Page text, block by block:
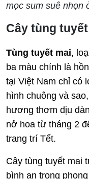
mọc sum suê nhọn
Cây tùng
Tùng tuyết mai,
ba màu chính là
tại Việt Nam chỉ có
hình chuông và
hương thơm dịu
nở hoa từ tháng 2
trang trí Tết.
Cây tùng tuyết mai
bình an trong